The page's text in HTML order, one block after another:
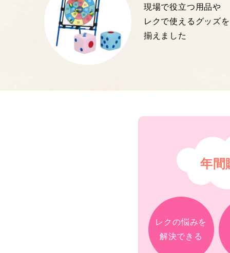
現場で役立つ用品や
レクで使えるグッズを
揃えました
年間
レクの悩みを
解決できる